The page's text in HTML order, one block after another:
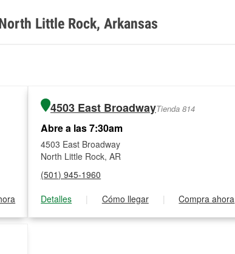
Little Rock, Arkansas
4503 East BroadwayTienda 814
Abre a las 7:30am
4503 East Broadway
North Little Rock, AR
(501) 945-1960
Detalles
| Cómo llegar | Compra ahora